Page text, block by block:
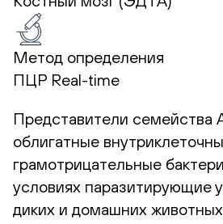
Метод определения
ПЦР Real-time
Представители семейства
облигатные
грамотрицательные
условиях паразитирующие
диких и домашних